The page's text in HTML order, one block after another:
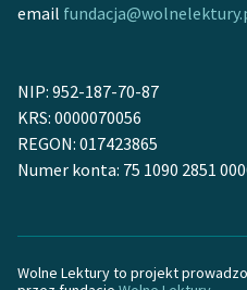
email
NIP: 952-187-70-87
KRS: 0000070056
REGON: 017423865
Numer konta: 75 1090 2851
Wolne Lektury to projekt